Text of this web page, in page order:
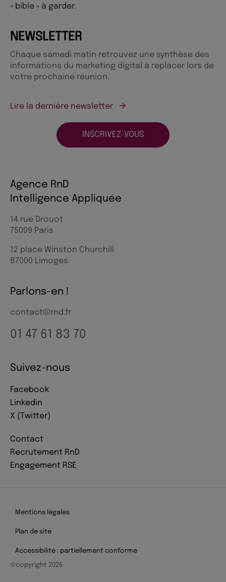
« bible » à garder.
NEWSLETTER
Chaque samedi matin retrouvez une synthèse des
informations du marketing digital à replacer lors de
votre prochaine réunion.
Lire la dernière newsletter
INSCRIVEZ-VOUS
Agence RnD
Intelligence Appliquée
14 rue Drouot
75009 Paris
12 place Winston Churchill
87000 Limoges
Parlons-en !
contact@rnd.fr
01 47 61 83 70
Suivez-nous
Facebook
Linkedin
X (Twitter)
Contact
Recrutement RnD
Engagement RSE
Mentions légales
Plan de site
Accessibilité : partiellement conforme
©copyright 2026